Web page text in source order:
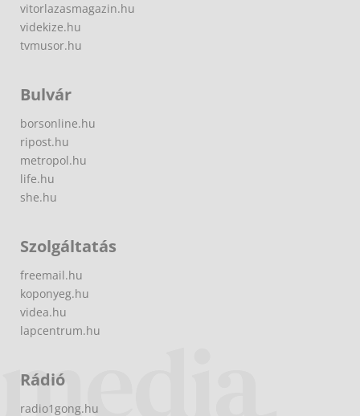
vitorlazasmagazin.hu
videkize.hu
tvmusor.hu
Bulvár
borsonline.hu
ripost.hu
metropol.hu
life.hu
she.hu
Szolgáltatás
freemail.hu
koponyeg.hu
videa.hu
lapcentrum.hu
Rádió
radio1gong.hu